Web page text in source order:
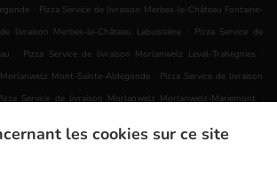
les cookies sur ce site
. Pizza Service de livraison Merbes-le-Château Fontaine-
livraison Merbes-le-Château Labuissière . Pizza Service de
. Pizza Service de livraison Morlanwelz Leval-Trahegnies
.
Mont-Sainte-Aldegonde . Pizza Service de livraison
Service de livraison Morlanwelz Morlanwelz-Mariemont
.
de livraison Morlanwelz . Pizza Service de livraison Chapelle-